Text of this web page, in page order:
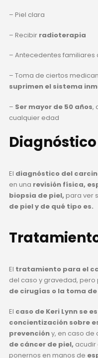
– Piel clara
– Recibir radioterapia
– Antecedentes familiares
– Toma de ciertos
suprimen el sistema
– Ser mayor de 50 años,
cualquier edad
Diagnóstico
El diagnóstico del
en una revisión física,
biopsia de piel, para ver
de piel y de qué tipo es.
El tratamiento para el
del caso y gravedad, pero
de cirugías o la toma
El caso de Keri Lynn se
concientización sobre
prevencióny, en caso de
de cáncer de piel, acudir
ponernos en manos de